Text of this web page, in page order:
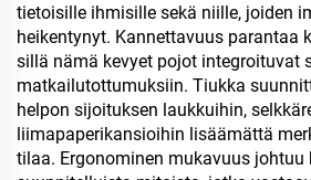
tietoisille ihmisille sekä niille, joiden
heikentynyt. Kannettavuus parantaa
sillä nämä kevyet pojot integroituvat
matkailutottumuksiin. Tiukka
helpon sijoituksen laukkuihin,
liimapaperikansioihin lisäämättä
tilaa. Ergonominen mukavuus johtuu